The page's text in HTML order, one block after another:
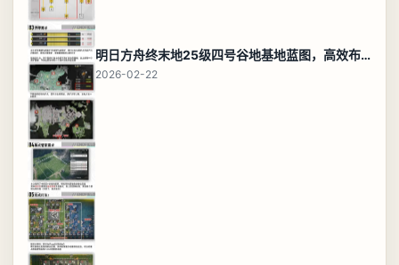
明日方舟终末地25级四号谷地基地蓝图，高效布局规划
2026-02-22